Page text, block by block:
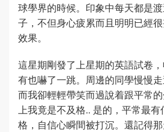
球學界的時候。印象中每天都是
子，不但身心疲累而且明明已經
效果。
這星期剛發了上星期的英語試卷
有也嚇了一跳。周邊的同學慢慢
而我卻輕輕帶笑而過說着跟平常
上我竟是不及格.. 是的，平常最有
格，自信心瞬間被打沉。還記得